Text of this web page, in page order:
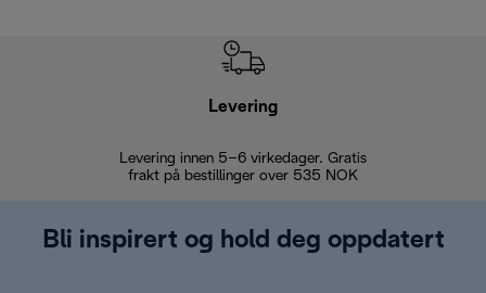
Levering
Levering innen 5–6 virkedager. Gratis
frakt på bestillinger over 535 NOK
Bli inspirert og hold deg oppdatert